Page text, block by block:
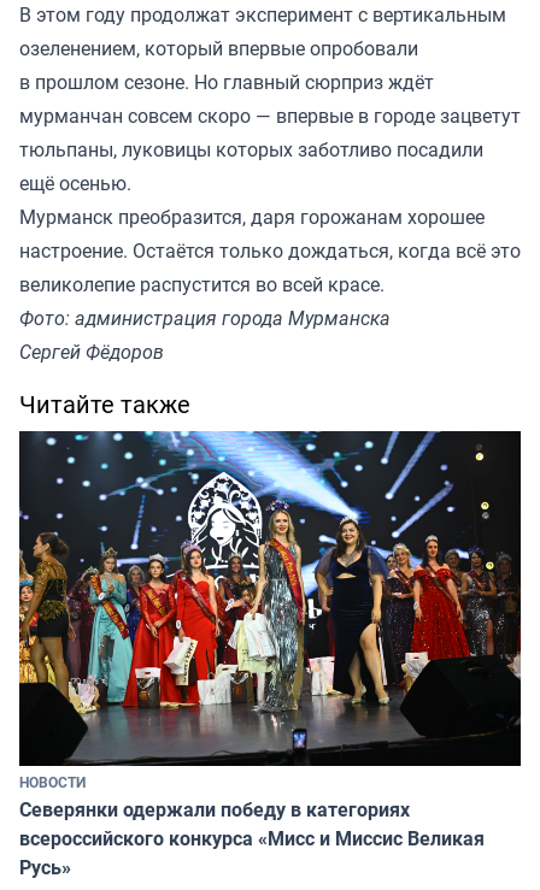
В этом году продолжат эксперимент с вертикальным
озеленением, который впервые опробовали
в прошлом сезоне. Но главный сюрприз ждёт
мурманчан совсем скоро — впервые в городе зацветут
тюльпаны, луковицы которых заботливо посадили
ещё осенью.
Мурманск преобразится, даря горожанам хорошее
настроение. Остаётся только дождаться, когда всё это
великолепие распустится во всей красе.
Фото: администрация города Мурманска
Сергей Фёдоров
Читайте также
НОВОСТИ
Северянки одержали победу в категориях
всероссийского конкурса «Мисс и Миссис Великая
Русь»